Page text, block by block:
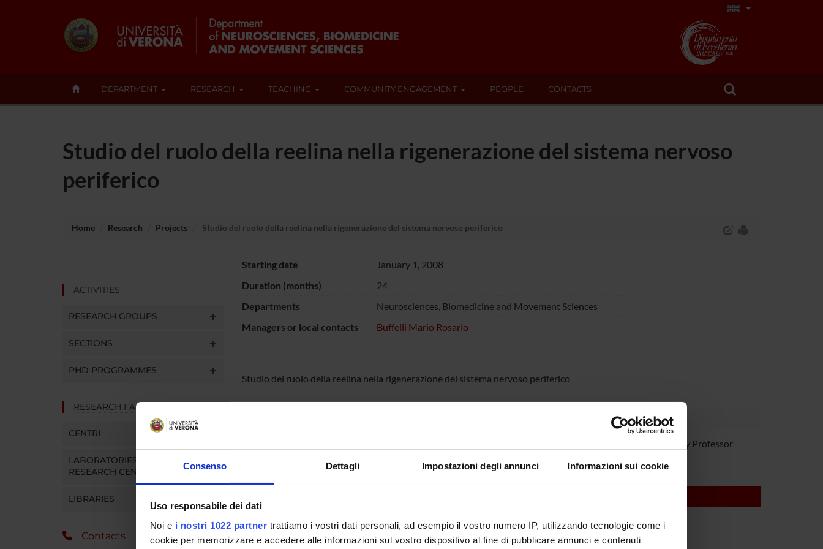
Consenso Dettagli Impostazioni degli annunci Informazioni sui cookie
Uso responsabile dei dati
Noi e i nostri 1022 partner trattiamo i vostri dati personali, ad esempio il vostro numero IP, utilizzando tecnologie come i
cookie per memorizzare e accedere alle informazioni sul vostro dispositivo al fine di pubblicare annunci e contenuti
DEPARTMENT RESEARCH TEACHING COMMUNITY ENGAGEMENT PEOPLE CONTACTS
Studio del ruolo della reelina nella rigenerazione del sistema nervoso
periferico
Home Research Projects Studio del ruolo della reelina nella rigenerazione del sistema nervoso periferico
ACTIVITIES
RESEARCH GROUPS
SECTIONS
PHD PROGRAMMES
RESEARCH FACILITIES
CENTRI
LABORATORIES AND
RESEARCH CENTRES
LIBRARIES
Contacts
Starting date
January 1, 2008
Duration (months)
24
Departments
Neurosciences, Biomedicine and Movement Sciences
Managers or local contacts
Buffelli Mario Rosario
Studio del ruolo della reelina nella rigenerazione del sistema nervoso periferico
Temporary Professor